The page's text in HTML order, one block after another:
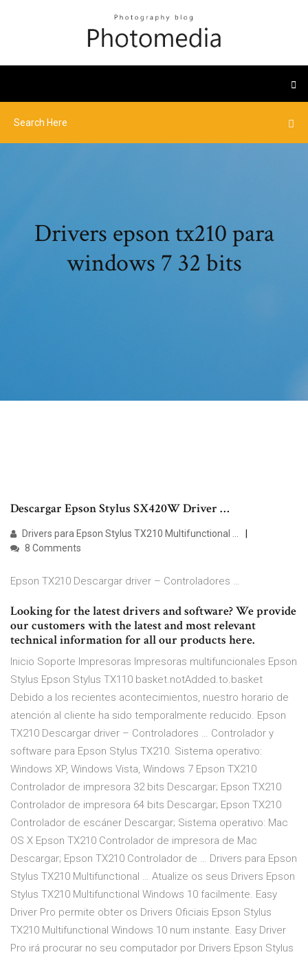
Drivers epson tx210 para
windows 7 32 bits
Descargar Epson Stylus SX420W Driver …
Drivers para Epson Stylus TX210 Multifunctional …
8 Comments
Epson TX210 Descargar driver – Controladores …
Looking for the latest drivers and software? We provide
our customers with the latest and most relevant
technical information for all our products here.
Inicio Soporte Impresoras Impresoras multifuncionales Epson
Stylus Epson Stylus TX110 basket.notAdded.to.basket
Debido a los recientes acontecimientos, nuestro horario de
atención al cliente ha sido temporalmente reducido. Epson
TX210 Descargar driver – Controladores … Controlador y
software para Epson Stylus TX210. Sistema operativo:
Windows XP, Windows Vista, Windows 7 Epson TX210
Controlador de impresora 32 bits Descargar; Epson TX210
Controlador de impresora 64 bits Descargar; Epson TX210
Controlador de escáner Descargar; Sistema operativo: Mac
OS X Epson TX210 Controlador de impresora de Mac
Descargar; Epson TX210 Controlador de … Drivers para Epson
Stylus TX210 Multifunctional … Atualize os seus Drivers Epson
Stylus TX210 Multifunctional Windows 10 facilmente. Easy
Driver Pro permite obter os Drivers Oficiais Epson Stylus
TX210 Multifunctional Windows 10 num instante. Easy Driver
Pro irá procurar no seu computador por Drivers Epson Stylus